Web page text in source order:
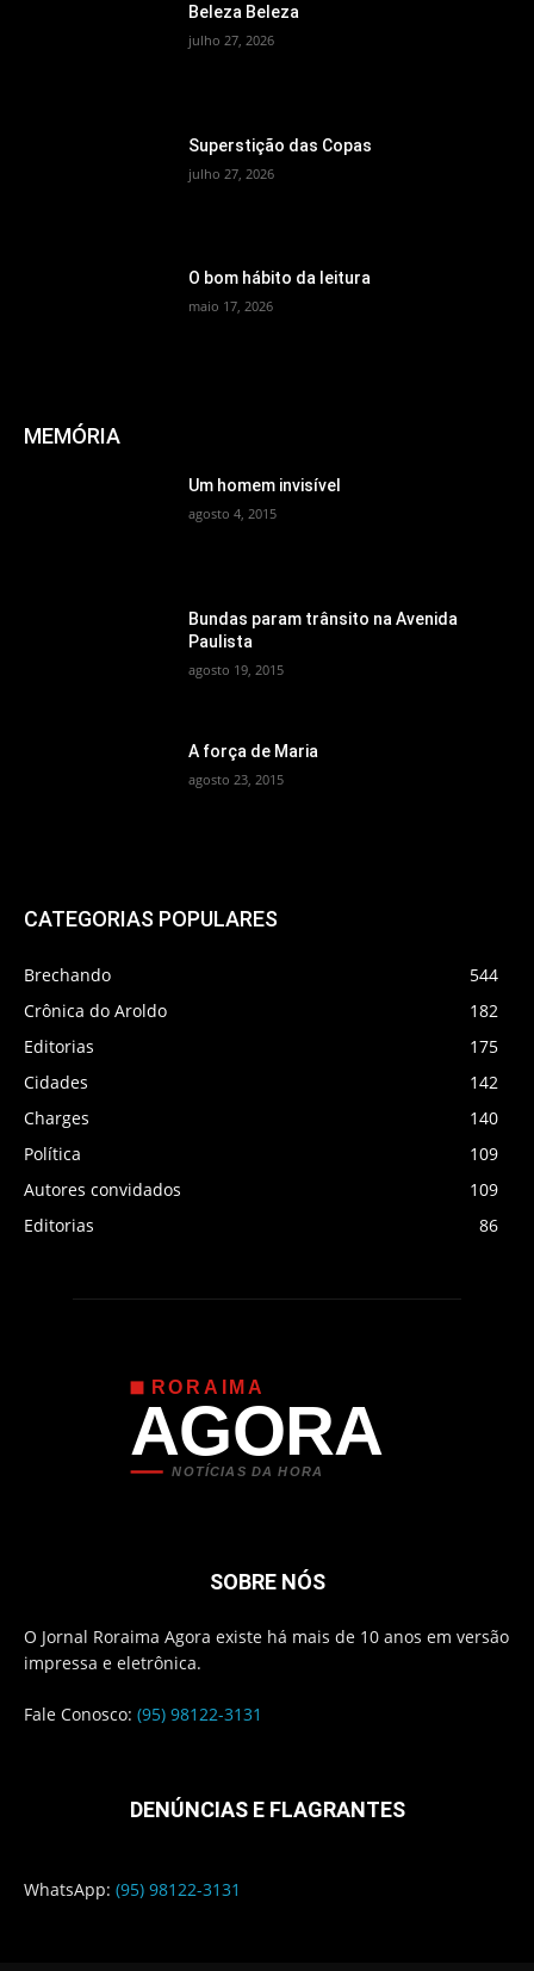
Beleza Beleza
julho 27, 2026
Superstição das Copas
julho 27, 2026
O bom hábito da leitura
maio 17, 2026
MEMÓRIA
Um homem invisível
agosto 4, 2015
Bundas param trânsito na Avenida
Paulista
agosto 19, 2015
A força de Maria
agosto 23, 2015
CATEGORIAS POPULARES
Brechando
544
Crônica do Aroldo
182
Editorias
175
Cidades
142
Charges
140
Política
109
Autores convidados
109
Editorias
86
RORAIMA
AGORA
NOTÍCIAS DA HORA
SOBRE NÓS
O Jornal Roraima Agora existe há mais de 10 anos em versão
impressa e eletrônica.
Fale Conosco: (95) 98122-3131
DENÚNCIAS E FLAGRANTES
WhatsApp: (95) 98122-3131